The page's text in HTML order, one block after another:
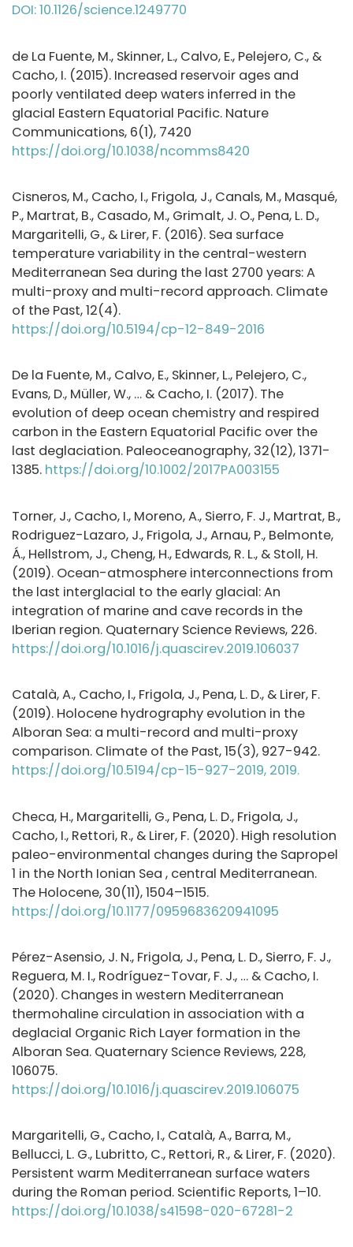
DOI: 10.1126/science.1249770
de La Fuente, M., Skinner, L., Calvo, E., Pelejero, C., &
Cacho, I. (2015). Increased reservoir ages and
poorly ventilated deep waters inferred in the
glacial Eastern Equatorial Pacific. Nature
Communications, 6(1), 7420
https://doi.org/10.1038/ncomms8420
Cisneros, M., Cacho, I., Frigola, J., Canals, M., Masqué,
P., Martrat, B., Casado, M., Grimalt, J. O., Pena, L. D.,
Margaritelli, G., & Lirer, F. (2016). Sea surface
temperature variability in the central-western
Mediterranean Sea during the last 2700 years: A
multi-proxy and multi-record approach. Climate
of the Past, 12(4).
https://doi.org/10.5194/cp-12-849-2016
De la Fuente, M., Calvo, E., Skinner, L., Pelejero, C.,
Evans, D., Müller, W., … & Cacho, I. (2017). The
evolution of deep ocean chemistry and respired
carbon in the Eastern Equatorial Pacific over the
last deglaciation. Paleoceanography, 32(12), 1371-
1385. https://doi.org/10.1002/2017PA003155
Torner, J., Cacho, I., Moreno, A., Sierro, F. J., Martrat, B.,
Rodriguez-Lazaro, J., Frigola, J., Arnau, P., Belmonte,
Á., Hellstrom, J., Cheng, H., Edwards, R. L., & Stoll, H.
(2019). Ocean-atmosphere interconnections from
the last interglacial to the early glacial: An
integration of marine and cave records in the
Iberian region. Quaternary Science Reviews, 226.
https://doi.org/10.1016/j.quascirev.2019.106037
Català, A., Cacho, I., Frigola, J., Pena, L. D., & Lirer, F.
(2019). Holocene hydrography evolution in the
Alboran Sea: a multi-record and multi-proxy
comparison. Climate of the Past, 15(3), 927-942.
https://doi.org/10.5194/cp-15-927-2019, 2019.
Checa, H., Margaritelli, G., Pena, L. D., Frigola, J.,
Cacho, I., Rettori, R., & Lirer, F. (2020). High resolution
paleo-environmental changes during the Sapropel
1 in the North Ionian Sea , central Mediterranean.
The Holocene, 30(11), 1504–1515.
https://doi.org/10.1177/0959683620941095
Pérez-Asensio, J. N., Frigola, J., Pena, L. D., Sierro, F. J.,
Reguera, M. I., Rodríguez-Tovar, F. J., … & Cacho, I.
(2020). Changes in western Mediterranean
thermohaline circulation in association with a
deglacial Organic Rich Layer formation in the
Alboran Sea. Quaternary Science Reviews, 228,
106075.
https://doi.org/10.1016/j.quascirev.2019.106075
Margaritelli, G., Cacho, I., Català, A., Barra, M.,
Bellucci, L. G., Lubritto, C., Rettori, R., & Lirer, F. (2020).
Persistent warm Mediterranean surface waters
during the Roman period. Scientific Reports, 1–10.
https://doi.org/10.1038/s41598-020-67281-2